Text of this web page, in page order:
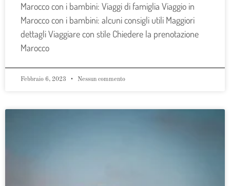
Marocco con i bambini: Viaggi di famiglia Viaggio in
Marocco con i bambini: alcuni consigli utili Maggiori
dettagli Viaggiare con stile Chiedere la prenotazione
Marocco
Febbraio 6, 2023 Nessun commento